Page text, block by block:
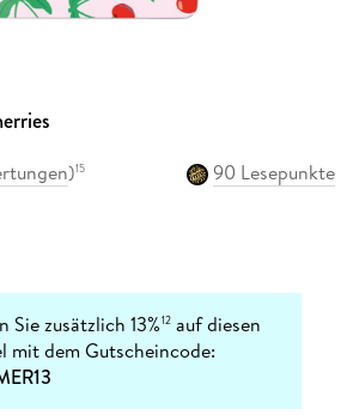
)15
90 Lesepunkte
Sie zusätzlich 13%12 auf diesen
mit dem Gutscheincode: